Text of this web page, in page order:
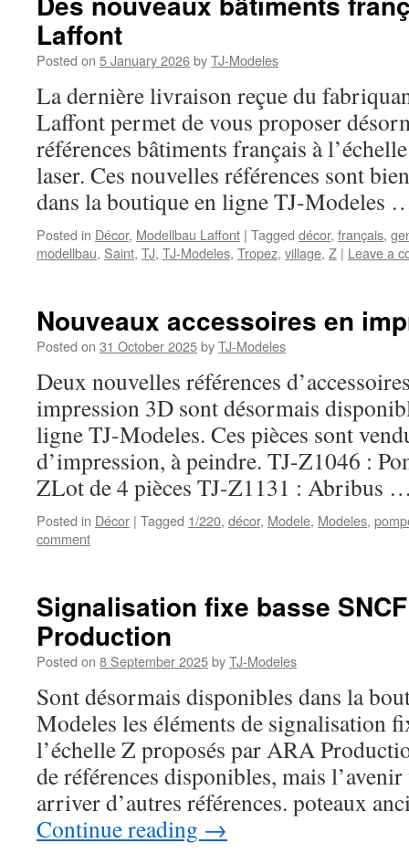
Laffont
Posted on 5 January 2026byTJ-Modeles
La dernière livraison reçue du
Laffont permet de vous proposer
références bâtiments français à
laser. Ces nouvelles références sont
dans la boutique en ligne TJ-Modeles
Posted in Décor, Modellbau Laffont | Tagged décor, français,
modellbau, Saint, TJ, TJ-Modeles, Tropez, village, Z | Leave a
Nouveaux accessoires en
Posted on 31 October 2025byTJ-Modeles
Deux nouvelles références
impression 3D sont désormais
ligne TJ-Modeles. Ces pièces sont
d’impression, à peindre. TJ-Z1046 :
ZLot de 4 pièces TJ-Z1131 : Abribus
Posted in Décor | Tagged 1/220, décor, Modele, Modeles,
comment
Signalisation fixe basse
Production
Posted on 8 September 2025byTJ-Modeles
Sont désormais disponibles dans la
Modeles les éléments de signalisation
l’échelle Z proposés par ARA
de références disponibles, mais
arriver d’autres références. poteaux
Continue reading →